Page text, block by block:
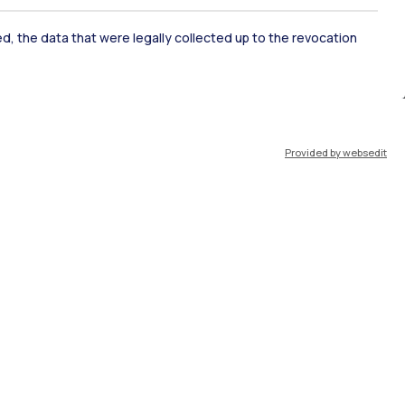
the data that were legally collected up to the revocation
Provided by websedit